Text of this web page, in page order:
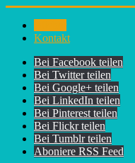
Kontakt
Bei Facebook teilen
Bei Twitter teilen
Bei Google+ teilen
Bei LinkedIn teilen
Bei Pinterest teilen
Bei Flickr teilen
Bei Tumblr teilen
Aboniere RSS Feed